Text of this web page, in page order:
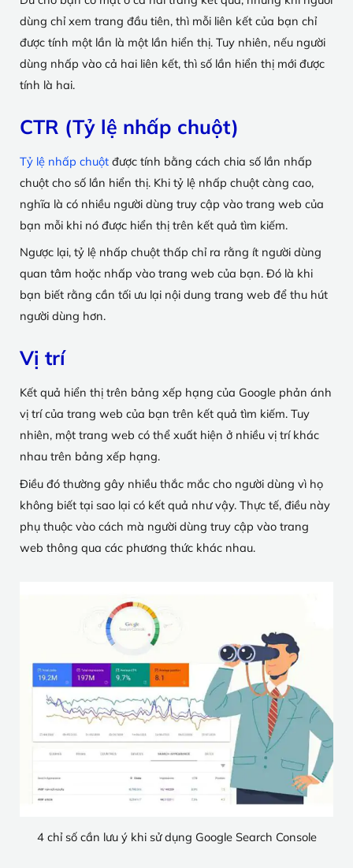
dùng chỉ xem trang đầu tiên, thì mỗi liên kết của bạn chỉ
được tính một lần là một lần hiển thị. Tuy nhiên, nếu người
dùng nhấp vào cả hai liên kết, thì số lần hiển thị mới được
tính là hai.
CTR (Tỷ lệ nhấp chuột)
Tỷ lệ nhấp chuột được tính bằng cách chia số lần nhấp
chuột cho số lần hiển thị. Khi tỷ lệ nhấp chuột càng cao,
nghĩa là có nhiều người dùng truy cập vào trang web của
bạn mỗi khi nó được hiển thị trên kết quả tìm kiếm.
Ngược lại, tỷ lệ nhấp chuột thấp chỉ ra rằng ít người dùng
quan tâm hoặc nhấp vào trang web của bạn. Đó là khi
bạn biết rằng cần tối ưu lại nội dung trang web để thu hút
người dùng hơn.
Vị trí
Kết quả hiển thị trên bảng xếp hạng của Google phản ánh
vị trí của trang web của bạn trên kết quả tìm kiếm. Tuy
nhiên, một trang web có thể xuất hiện ở nhiều vị trí khác
nhau trên bảng xếp hạng.
Điều đó thường gây nhiều thắc mắc cho người dùng vì họ
không biết tại sao lại có kết quả như vậy. Thực tế, điều này
phụ thuộc vào cách mà người dùng truy cập vào trang
web thông qua các phương thức khác nhau.
4 chỉ số cần lưu ý khi sử dụng Google Search Console